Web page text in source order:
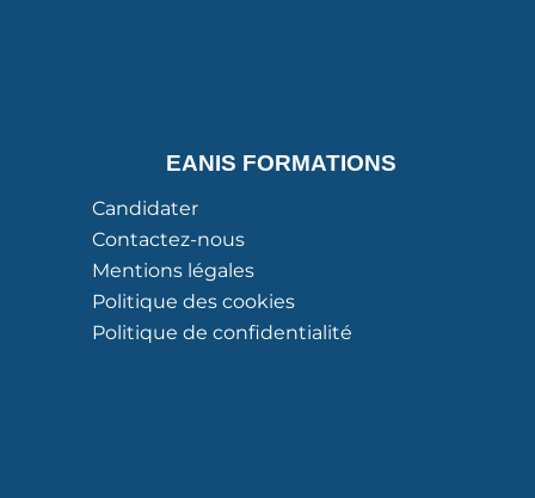
EANIS FORMATIONS
Candidater
Contactez-nous
Mentions légales
Politique des cookies
Politique de confidentialité